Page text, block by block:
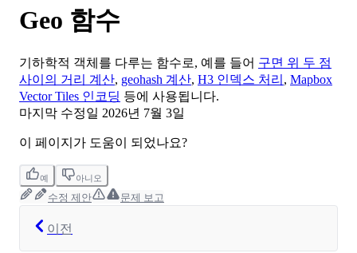
Geo 함수
기하학적 객체를 다루는 함수로, 예를 들어 구면 위 두 점
사이의 거리 계산, geohash 계산, H3 인덱스 처리 , Mapbox
Vector Tiles 인코딩 등에 사용됩니다.
마지막 수정일 2026년 7월 3일
이 페이지가 도움이 되었나요?
예 아니오
수정 제안 문제 보고
이전